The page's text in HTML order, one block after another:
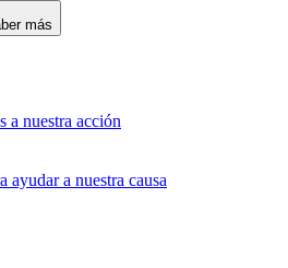
más
a nuestra acción
ayudar a nuestra causa